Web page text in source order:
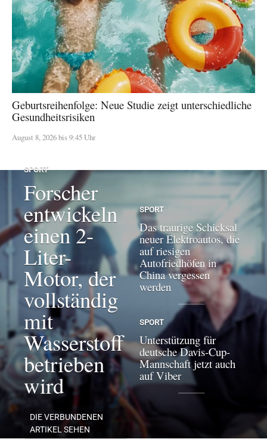
Geburtsreihenfolge: Neue Studie zeigt unterschiedliche
Gesundheitsrisiken
August 8, 2026 bis 9:45 Uhr
SPORT
Forscher
entwickeln
einen 2-
Liter-
Motor, der
vollständig
mit
Wasserstoff
betrieben
wird
DIE VERBUNDENEN
ARTIKEL SEHEN
SPORT
Das traurige Schicksal
neuer Elektroautos, die
auf riesigen
Autofriedhöfen in
China vergessen
werden
SPORT
Unterstützung für
deutsche Davis-Cup-
Mannschaft jetzt auch
auf Viber